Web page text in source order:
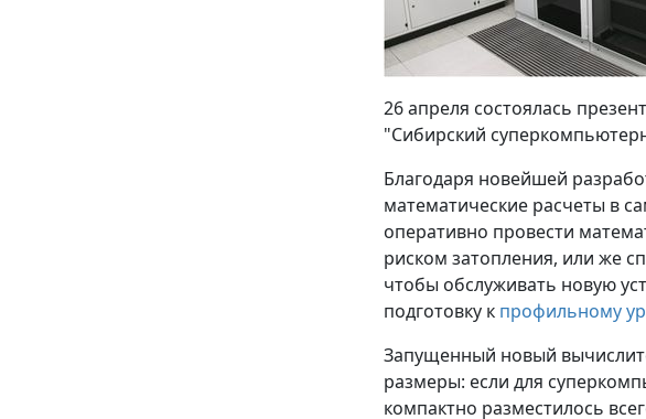
26 апреля состоялась
"Сибирский
Благодаря новейшей
математические расчеты в
оперативно провести
риском затопления, или же
чтобы обслуживать новую
подготовку к профильному
Запущенный новый
размеры: если для
компактно разместилось